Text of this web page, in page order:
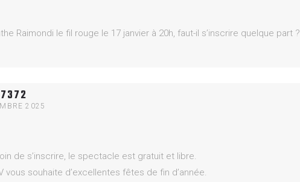
Raimondi le fil rouge le 17 janvier à 20h, faut-il s’inscrire quelque part ?
2025
de s’inscrire, le spectacle est gratuit et libre.
vous souhaite d’excellentes fêtes de fin d’année.